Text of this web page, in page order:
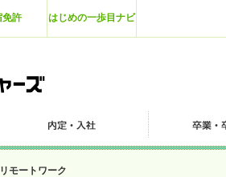
免許 はじめの一歩目ナビ
リモートワーク